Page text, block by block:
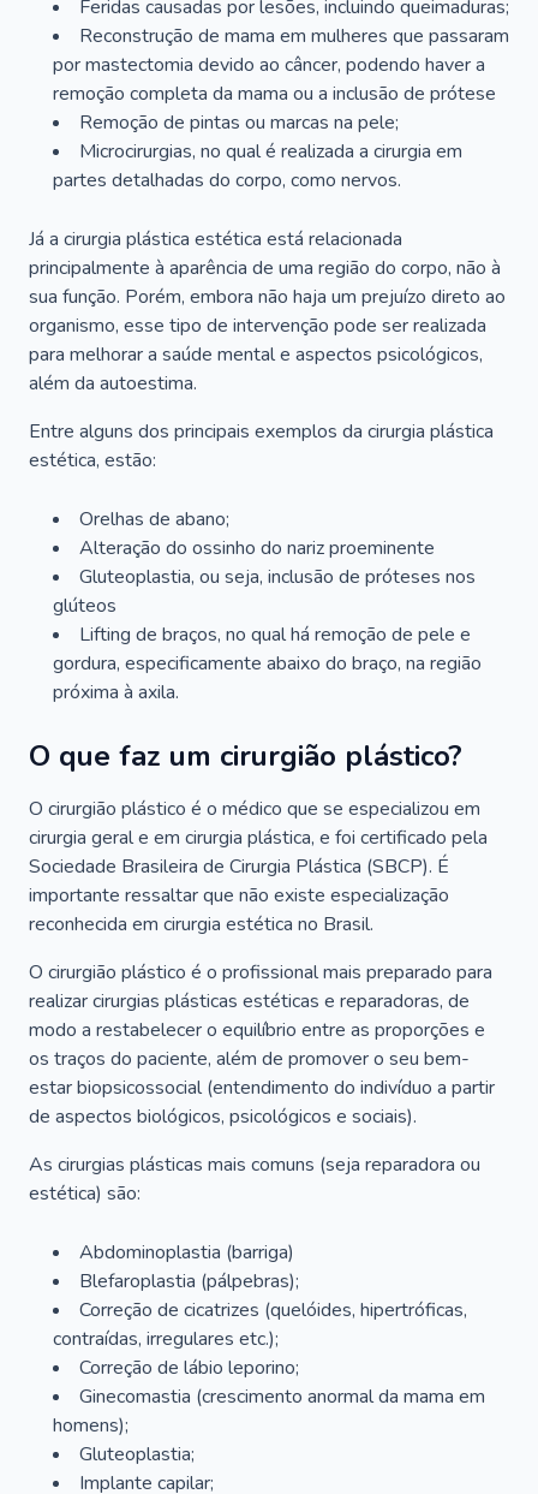
Feridas causadas por lesões, incluindo queimaduras;
Reconstrução de mama em mulheres que passaram
por mastectomia devido ao câncer, podendo haver a
remoção completa da mama ou a inclusão de prótese
Remoção de pintas ou marcas na pele;
Microcirurgias, no qual é realizada a cirurgia em
partes detalhadas do corpo, como nervos.
Já a cirurgia plástica estética está relacionada
principalmente à aparência de uma região do corpo, não à
sua função. Porém, embora não haja um prejuízo direto ao
organismo, esse tipo de intervenção pode ser realizada
para melhorar a saúde mental e aspectos psicológicos,
além da autoestima.
Entre alguns dos principais exemplos da cirurgia plástica
estética, estão:
Orelhas de abano;
Alteração do ossinho do nariz proeminente
Gluteoplastia, ou seja, inclusão de próteses nos
glúteos
Lifting de braços, no qual há remoção de pele e
gordura, especificamente abaixo do braço, na região
próxima à axila.
O que faz um cirurgião plástico?
O cirurgião plástico é o médico que se especializou em
cirurgia geral e em cirurgia plástica, e foi certificado pela
Sociedade Brasileira de Cirurgia Plástica (SBCP). É
importante ressaltar que não existe especialização
reconhecida em cirurgia estética no Brasil.
O cirurgião plástico é o profissional mais preparado para
realizar cirurgias plásticas estéticas e reparadoras, de
modo a restabelecer o equilíbrio entre as proporções e
os traços do paciente, além de promover o seu bem-
estar biopsicossocial (entendimento do indivíduo a partir
de aspectos biológicos, psicológicos e sociais).
As cirurgias plásticas mais comuns (seja reparadora ou
estética) são:
Abdominoplastia (barriga)
Blefaroplastia (pálpebras);
Correção de cicatrizes (quelóides, hipertróficas,
contraídas, irregulares etc.);
Correção de lábio leporino;
Ginecomastia (crescimento anormal da mama em
homens);
Gluteoplastia;
Implante capilar;